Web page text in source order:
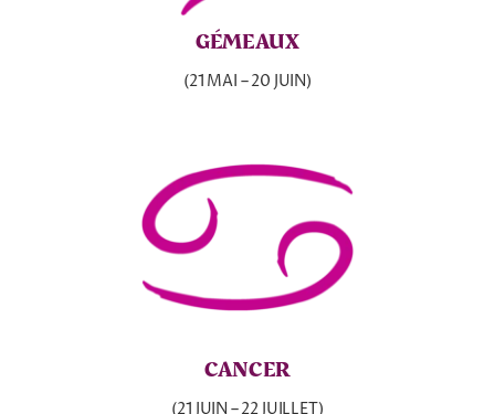
GÉMEAUX
(21 MAI – 20 JUIN)
CANCER
(21 JUIN – 22 JUILLET)